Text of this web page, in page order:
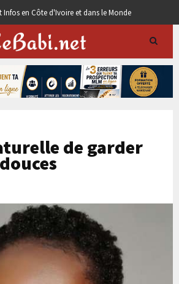
Infos en Côte d'Ivoire et dans le Monde
de garder